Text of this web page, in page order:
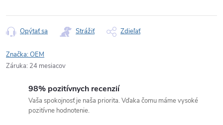
cena:
Opýtať sa Strážiť Zdieľať
Značka:OEM
Záruka: 24 mesiacov
98% pozitívnych recenzií
Vaša spokojnosť je naša priorita. Vďaka čomu máme vysoké
pozitívne hodnotenie.